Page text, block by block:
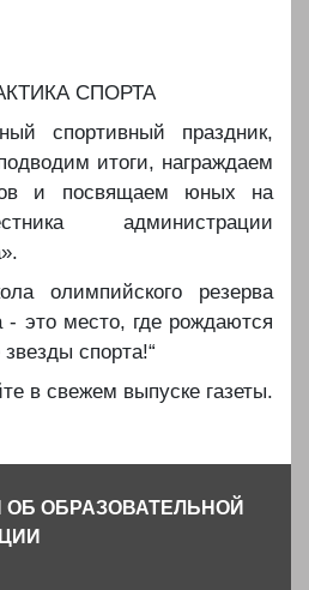
ОБРАЗОВАТЕЛЬНОЙ
СПОРТА
спортивный праздник,
итоги, награждаем
и посвящаем юных на
администрации
олимпийского резерва
- это место, где рождаются
спорта!“
в свежем выпуске газеты.